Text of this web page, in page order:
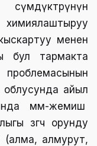
менен
бул тармакта
айыл
мөмө-жемиш
өзгөчө орунду
(алма, алмурут,